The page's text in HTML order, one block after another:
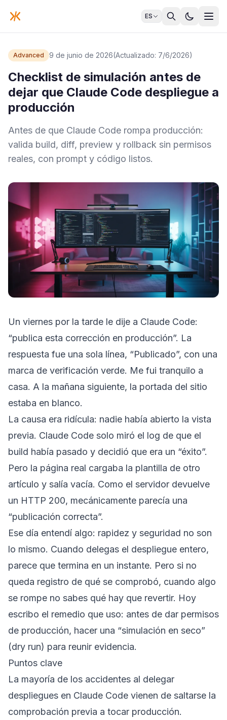
ES
Advanced 9 de junio de 2026(Actualizado: 7/6/2026)
Checklist de simulación antes de
dejar que Claude Code despliegue a
producción
Antes de que Claude Code rompa producción:
valida build, diff, preview y rollback sin permisos
reales, con prompt y código listos.
Un viernes por la tarde le dije a Claude Code:
“publica esta corrección en producción”. La
respuesta fue una sola línea, “Publicado”, con una
marca de verificación verde. Me fui tranquilo a
casa. A la mañana siguiente, la portada del sitio
estaba en blanco.
La causa era ridícula: nadie había abierto la vista
previa. Claude Code solo miró el log de que el
build había pasado y decidió que era un “éxito”.
Pero la página real cargaba la plantilla de otro
artículo y salía vacía. Como el servidor devuelve
un HTTP 200, mecánicamente parecía una
“publicación correcta”.
Ese día entendí algo: rapidez y seguridad no son
lo mismo. Cuando delegas el despliegue entero,
parece que termina en un instante. Pero si no
queda registro de qué se comprobó, cuando algo
se rompe no sabes qué hay que revertir. Hoy
escribo el remedio que uso: antes de dar permisos
de producción, hacer una “simulación en seco”
(dry run) para reunir evidencia.
Puntos clave
La mayoría de los accidentes al delegar
despliegues en Claude Code vienen de saltarse la
comprobación previa a tocar producción.